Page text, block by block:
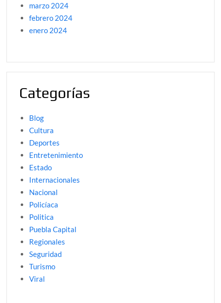
marzo 2024
febrero 2024
enero 2024
Categorías
Blog
Cultura
Deportes
Entretenimiento
Estado
Internacionales
Nacional
Policíaca
Politica
Puebla Capital
Regionales
Seguridad
Turismo
Viral